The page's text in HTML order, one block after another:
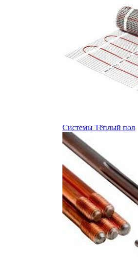
Системы Тёплый пол